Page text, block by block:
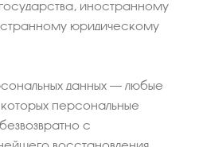
иностранному
юридическому
данных – любые
которых персональные
с